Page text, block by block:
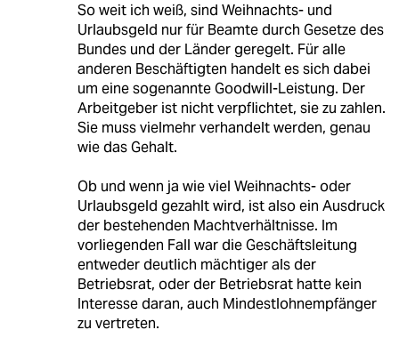
So weit ich weiß, sind Weihnachts- und
Urlaubsgeld nur für Beamte durch Gesetze des
Bundes und der Länder geregelt. Für alle
anderen Beschäftigten handelt es sich dabei
um eine sogenannte Goodwill-Leistung. Der
Arbeitgeber ist nicht verpflichtet, sie zu zahlen.
Sie muss vielmehr verhandelt werden, genau
wie das Gehalt.
Ob und wenn ja wie viel Weihnachts- oder
Urlaubsgeld gezahlt wird, ist also ein Ausdruck
der bestehenden Machtverhältnisse. Im
vorliegenden Fall war die Geschäftsleitung
entweder deutlich mächtiger als der
Betriebsrat, oder der Betriebsrat hatte kein
Interesse daran, auch Mindestlohnempfänger
zu vertreten.